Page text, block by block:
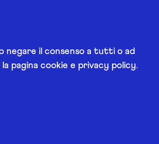
negare il consenso a tutti o ad
pagina cookie e privacy policy.